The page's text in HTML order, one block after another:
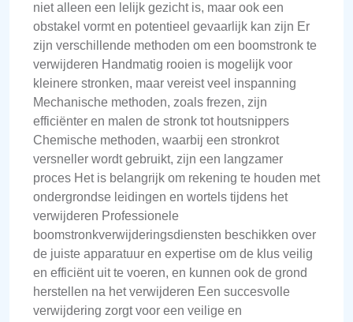
niet alleen een lelijk gezicht is, maar ook een
obstakel vormt en potentieel gevaarlijk kan zijn Er
zijn verschillende methoden om een boomstronk te
verwijderen Handmatig rooien is mogelijk voor
kleinere stronken, maar vereist veel inspanning
Mechanische methoden, zoals frezen, zijn
efficiënter en malen de stronk tot houtsnippers
Chemische methoden, waarbij een stronkrot
versneller wordt gebruikt, zijn een langzamer
proces Het is belangrijk om rekening te houden met
ondergrondse leidingen en wortels tijdens het
verwijderen Professionele
boomstronkverwijderingsdiensten beschikken over
de juiste apparatuur en expertise om de klus veilig
en efficiënt uit te voeren, en kunnen ook de grond
herstellen na het verwijderen Een succesvolle
verwijdering zorgt voor een veilige en